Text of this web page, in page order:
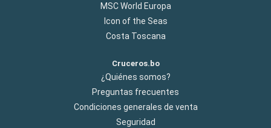
MSC World Europa
Icon of the Seas
Costa Toscana
Cruceros.bo
¿Quiénes somos?
Preguntas frecuentes
Condiciones generales de venta
Seguridad